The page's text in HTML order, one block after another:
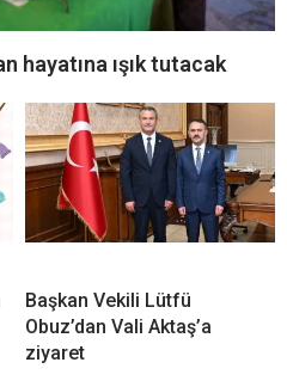
hayatına ışık tutacak
Başkan Vekili Lütfü
Obuz’dan Vali Aktaş’a
ziyaret